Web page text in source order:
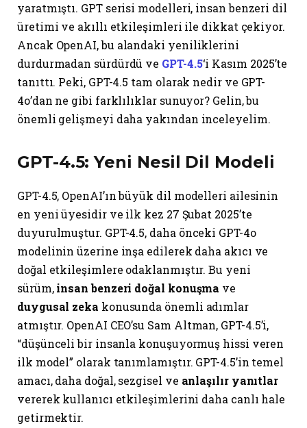
yaratmıştı. GPT serisi modelleri, insan benzeri dil
üretimi ve akıllı etkileşimleri ile dikkat çekiyor.
Ancak OpenAI, bu alandaki yeniliklerini
durdurmadan sürdürdü ve GPT-4.5‘i Kasım 2025’te
tanıttı. Peki, GPT-4.5 tam olarak nedir ve GPT-
4o’dan ne gibi farklılıklar sunuyor? Gelin, bu
önemli gelişmeyi daha yakından inceleyelim.
GPT-4.5: Yeni Nesil Dil Modeli
GPT-4.5, OpenAI’ın büyük dil modelleri ailesinin
en yeni üyesidir ve ilk kez 27 Şubat 2025’te
duyurulmuştur. GPT-4.5, daha önceki GPT-4o
modelinin üzerine inşa edilerek daha akıcı ve
doğal etkileşimlere odaklanmıştır. Bu yeni
sürüm,insan benzeri doğal konuşma ve
duygusal zeka konusunda önemli adımlar
atmıştır. OpenAI CEO’su Sam Altman, GPT-4.5’i,
“düşünceli bir insanla konuşuyormuş hissi veren
ilk model” olarak tanımlamıştır. GPT-4.5’in temel
amacı, daha doğal, sezgisel ve anlaşılır yanıtlar
vererek kullanıcı etkileşimlerini daha canlı hale
getirmektir.